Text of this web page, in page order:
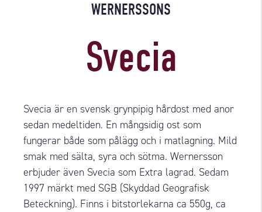
WERNERSSONS
Svecia
Svecia är en svensk grynpipig hårdost med anor
sedan medeltiden. En mångsidig ost som
fungerar både som pålägg och i matlagning. Mild
smak med sälta, syra och sötma. Wernersson
erbjuder även Svecia som Extra lagrad. Sedam
1997 märkt med SGB (Skyddad Geografisk
Beteckning). Finns i bitstorlekarna ca 550g, ca